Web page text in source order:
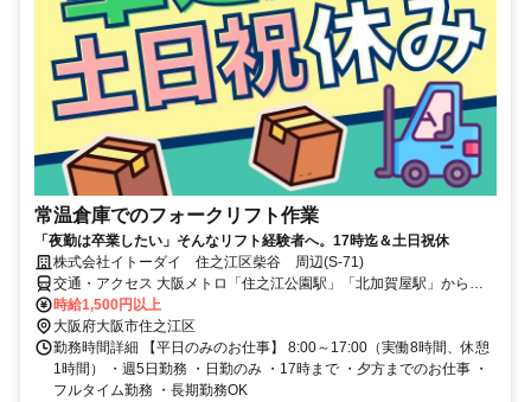
常温倉庫でのフォークリフト作業
「夜勤は卒業したい」そんなリフト経験者へ。17時迄＆土日祝休
株式会社イトーダイ 住之江区柴谷 周辺(S-71)
交通・アクセス 大阪メトロ「住之江公園駅」「北加賀屋駅」から徒
歩15分 ★車通勤OK
時給1,500円以上
大阪府大阪市住之江区
勤務時間詳細 【平日のみのお仕事】 8:00～17:00（実働8時間、休憩
1時間） ・週5日勤務 ・日勤のみ ・17時まで ・夕方までのお仕事 ・
フルタイム勤務 ・長期勤務OK